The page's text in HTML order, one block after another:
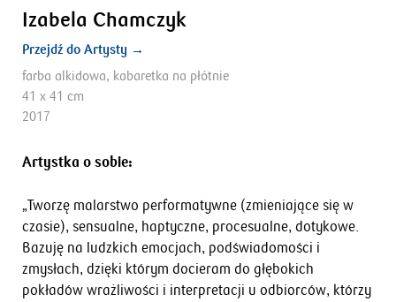
Izabela Chamczyk
Przejdź do Artysty →
farba alkidowa, kabaretka na płótnie
41 x 41 cm
2017
Artystka o sobie:
„Tworzę malarstwo performatywne (zmieniające się w
czasie), sensualne, haptyczne, procesualne, dotykowe.
Bazuję na ludzkich emocjach, podświadomości i
zmysłach, dzięki którym docieram do głębokich
pokładów wrażliwości i interpretacji u odbiorców, którzy